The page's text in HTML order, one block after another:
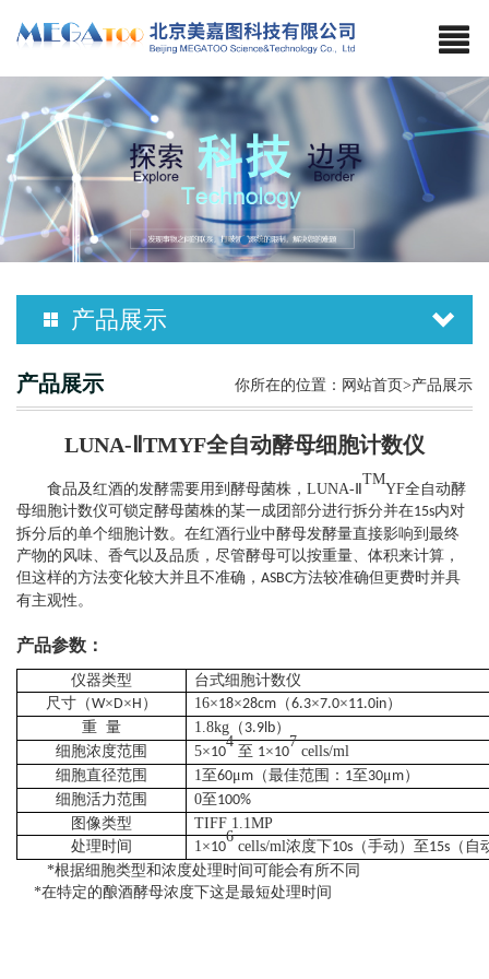
产品展示
产品展示 你所在的位置： 网站首页>产品展示
LUNA-ⅡTMYF全自动酵母细胞计数仪
食品及红酒的发酵需要用到酵母菌株， LUNA-
TM
YF全自动酵
母细胞计数仪可锁定酵母菌株的某一成团部分进行拆分并在15s内对
拆分后的单个细胞计数。在红酒行业中酵母发酵量直接影响到最终
产物的风味、香气以及品质，尽管酵母可以按重量、体积来计算，
但这样的方法变化较大并且不准确， ASBC方法较准确但更费时并具
有主观性。
产品参数：
仪器类型
台式细胞计数仪
尺寸（W×D×H ） 16×18×28cm （6.3×7.0×11.0in）
重 量
1.8kg （ 3.9lb）
细胞浓度范围
5×10
4
至 1×10
7
cells/ml
细胞直径范围
1至60μm （最佳范围： 1至 30μm）
细胞活力范围
0至 100%
图像类型
TIFF 1.1MP
处理时间
1×10
6
cells/ml浓度下10s （手动）至 15s （自
*根据细胞类型和浓度处理时间可能会有所不同
*在特定的酿酒酵母浓度下这是最短处理时间